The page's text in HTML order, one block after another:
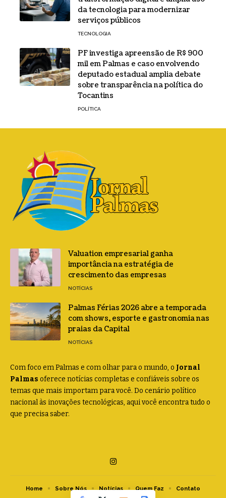
da tecnologia para modernizar
serviços públicos
TECNOLOGIA
PF investiga apreensão de R$ 900
mil em Palmas e caso envolvendo
deputado estadual amplia debate
sobre transparência na política do
Tocantins
POLÍTICA
Valuation empresarial ganha
importância na estratégia de
crescimento das empresas
NOTÍCIAS
Palmas Férias 2026 abre a temporada
com shows, esporte e gastronomia nas
praias da Capital
NOTÍCIAS
Com foco em Palmas e com olhar para o mundo, o Jornal
Palmas oferece notícias completas e confiáveis sobre os
temas que mais importam para você. Do cenário político
nacional às inovações tecnológicas, aqui você encontra tudo o
que precisa saber.
Home Sobre Nós Notícias Quem Faz Contato